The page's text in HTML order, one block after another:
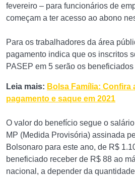
fevereiro – para funcionários de
começam a ter acesso ao abono
Para os trabalhadores da área
pagamento indica que os inscritos
PASEP em 5 serão os
Leia mais: Bolsa Família: Confira
pagamento e saque em 2021
O valor do benefício segue o
MP (Medida Provisória) assinada
Bolsonaro para este ano, de R$
beneficiado receber de R$ 88 ao
nacional, a depender da